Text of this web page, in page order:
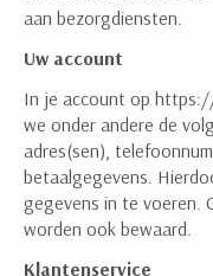
aan bezorgdiensten.
Uw account
In je account op
we onder andere de
adres(sen),
betaalgegevens.
gegevens in te voeren.
worden ook bewaard.
Klantenservice